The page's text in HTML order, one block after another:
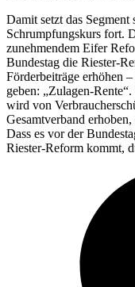
Damit setzt das Segment
Schrumpfungskurs fort.
zunehmendem Eifer
Bundestag die Riester-
Förderbeiträge erhöhen
geben: „Zulagen-
wird von
Gesamtverband
Dass es vor der
Riester-Reform kommt,